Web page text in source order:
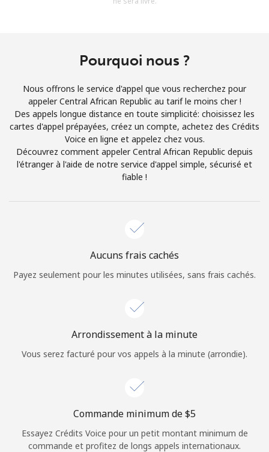
Bonjour!
Identifiez-vous ou INSCRIVEZ-VOUS →
Login
ou
Continue avec
Pourquoi nous ?
Nous offrons le service d'appel que vous recherchez pour
appeler Central African Republic au tarif le moins cher !
Des appels longue distance en toute simplicité: choisissez les
cartes d'appel prépayées, créez un compte, achetez des Crédits
Voice en ligne et appelez chez vous.
Découvrez comment appeler Central African Republic depuis
l'étranger à l'aide de notre service d'appel simple, sécurisé et
fiable !
Aucuns frais cachés
Payez seulement pour les minutes utilisées, sans frais cachés.
Arrondissement à la minute
Vous serez facturé pour vos appels à la minute (arrondie).
Commande minimum de ⁦$5⁩
Essayez Crédits Voice pour un petit montant minimum de
commande et profitez de longs appels internationaux.